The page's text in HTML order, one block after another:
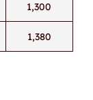
1,300
1,380